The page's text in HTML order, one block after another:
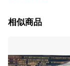
台灣樂天市場，並在
市場 45 天內完成訂
使用APP、或中途
由網頁版(電腦版/手
相似商品